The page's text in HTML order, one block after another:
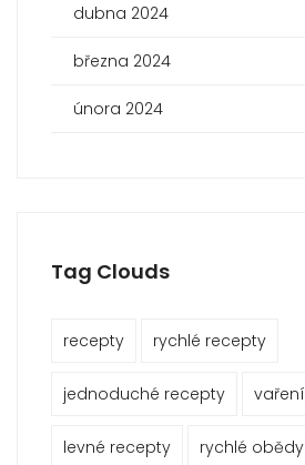
dubna 2024
března 2024
února 2024
Tag Clouds
recepty rychlé recepty
jednoduché recepty vaření
levné recepty rychlé obědy